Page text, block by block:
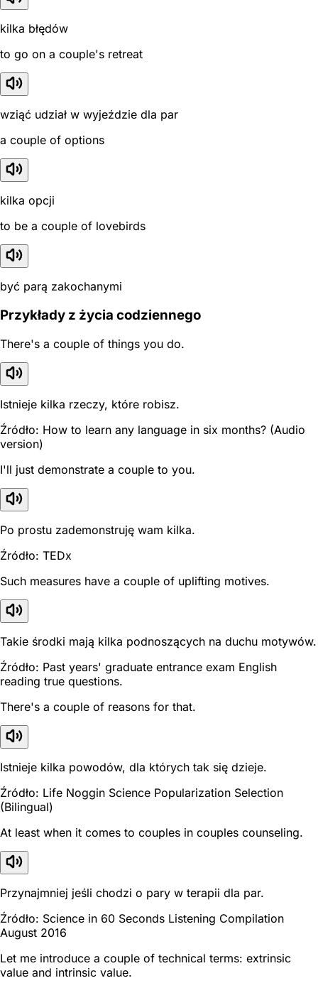
kilka błędów
to go on a couple's retreat
wziąć udział w wyjeździe dla par
a couple of options
kilka opcji
to be a couple of lovebirds
być parą zakochanymi
Przykłady z życia codziennego
There's a couple of things you do.
Istnieje kilka rzeczy, które robisz.
Źródło: How to learn any language in six months? (Audio
version)
I'll just demonstrate a couple to you.
Po prostu zademonstruję wam kilka.
Źródło: TEDx
Such measures have a couple of uplifting motives.
Takie środki mają kilka podnoszących na duchu motywów.
Źródło: Past years' graduate entrance exam English
reading true questions.
There's a couple of reasons for that.
Istnieje kilka powodów, dla których tak się dzieje.
Źródło: Life Noggin Science Popularization Selection
(Bilingual)
At least when it comes to couples in couples counseling.
Przynajmniej jeśli chodzi o pary w terapii dla par.
Źródło: Science in 60 Seconds Listening Compilation
August 2016
Let me introduce a couple of technical terms: extrinsic
value and intrinsic value.